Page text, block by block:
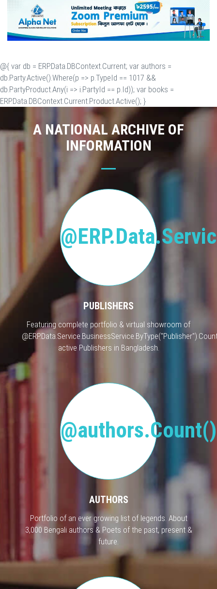
@{ var db = ERP.Data.DBContext.Current; var authors =
db.Party.Active().Where(p => p.TypeId == 1017 &&
db.PartyProduct.Any(i => i.PartyId == p.Id)); var books =
ERP.Data.DBContext.Current.Product.Active(); }
A NATIONAL ARCHIVE OF
INFORMATION
PUBLISHERS
Featuring complete portfolio & virtual showroom of
active Publishers in Bangladesh.
AUTHORS
Portfolio of an ever growing list of legends. About
3,000 Bengali authors & Poets of the past, present &
future.